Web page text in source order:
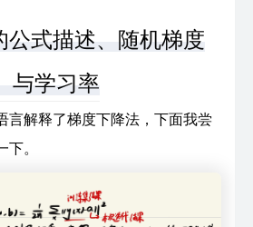
公式描述、随机梯度
与学习率
言解释了梯度下降法，下面我尝
。